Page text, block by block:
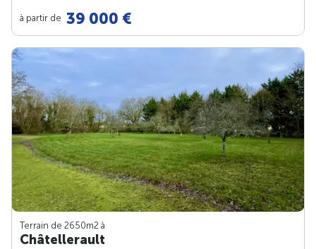
à partir de 39 000 €
Terrain de 2650m2 à
Châtellerault